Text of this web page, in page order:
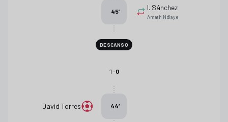
I. Sánchez
Amath Ndiaye
45’
DESCANSO
1-0
David Torres 44’